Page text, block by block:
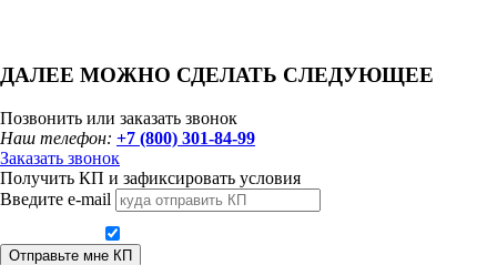
ДАЛЕЕ МОЖНО СДЕЛАТЬ СЛЕДУЮЩЕЕ
Позвонить или заказать звонок
Наш телефон: +7 (800) 301-84-99
Заказать звонок
Получить КП и зафиксировать условия
Введите e-mail
Отправьте мне КП